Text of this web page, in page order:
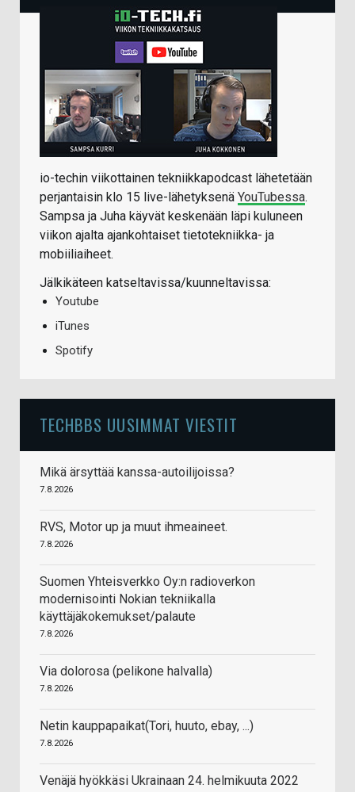
io-techin viikottainen tekniikkapodcast lähetetään
perjantaisin klo 15 live-lähetyksenä YouTubessa.
Sampsa ja Juha käyvät keskenään läpi kuluneen
viikon ajalta ajankohtaiset tietotekniikka- ja
mobiiliaiheet.
Jälkikäteen katseltavissa/kuunneltavissa:
Youtube
iTunes
Spotify
TECHBBS UUSIMMAT VIESTIT
Mikä ärsyttää kanssa-autoilijoissa?
7.8.2026
RVS, Motor up ja muut ihmeaineet.
7.8.2026
Suomen Yhteisverkko Oy:n radioverkon
modernisointi Nokian tekniikalla
käyttäjäkokemukset/palaute
7.8.2026
Via dolorosa (pelikone halvalla)
7.8.2026
Netin kauppapaikat(Tori, huuto, ebay, ...)
7.8.2026
Venäjä hyökkäsi Ukrainaan 24. helmikuuta 2022